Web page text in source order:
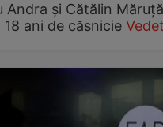
și Cătălin
ani de căsnicie